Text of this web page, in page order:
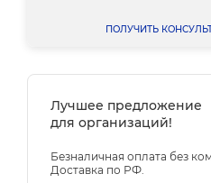
ПОЛУЧИТЬ
Лучшее предложение
для организаций!
Безналичная оплата без
Доставка по РФ.